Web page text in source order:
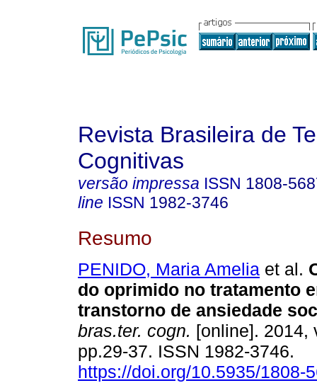
Revista Brasileira de
Cognitivas
versão impressa ISSN 1808-
line ISSN 1982-3746
Resumo
PENIDO, Maria Amelia et al.
do oprimido no tratamento
transtorno de ansiedade
bras.ter. cogn. [online]. 2014,
pp.29-37. ISSN 1982-3746.
https://doi.org/10.5935/1808-